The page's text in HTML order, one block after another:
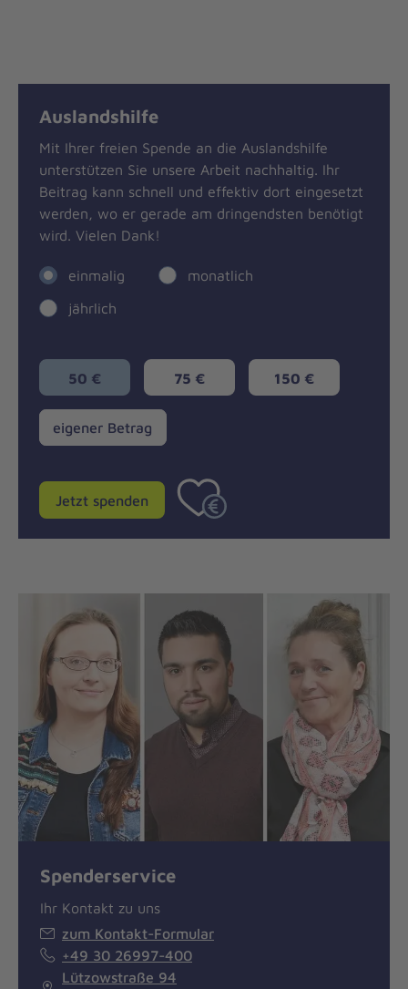
Auslandshilfe
Mit Ihrer freien Spende an die Auslandshilfe
unterstützen Sie unsere Arbeit nachhaltig. Ihr
Beitrag kann schnell und effektiv dort eingesetzt
werden, wo er gerade am dringendsten benötigt
wird. Vielen Dank!
einmalig
monatlich
jährlich
50 € 75 € 150 €
eigener
Betrag
eigener Betrag
Jetzt spenden
Spenderservice
Ihr Kontakt zu uns
zum Kontakt-Formular
+49 30 26997-400
Lützowstraße 94